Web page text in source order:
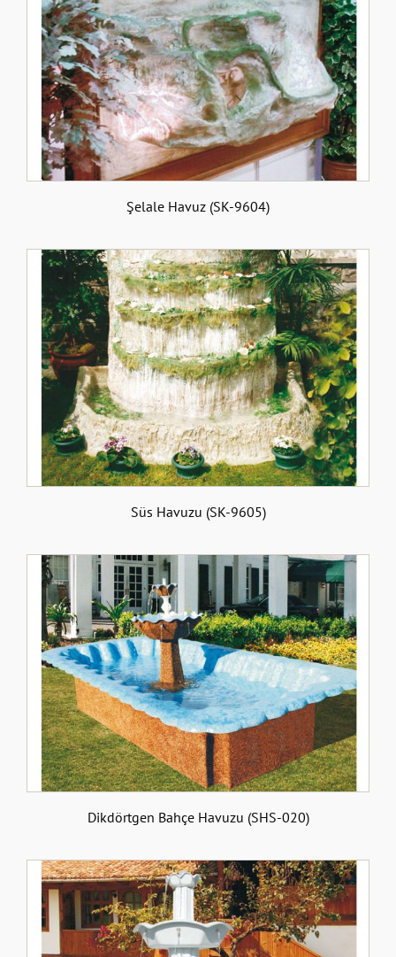
Şelale Havuz (SK-9604)
Süs Havuzu (SK-9605)
Dikdörtgen Bahçe Havuzu (SHS-020)